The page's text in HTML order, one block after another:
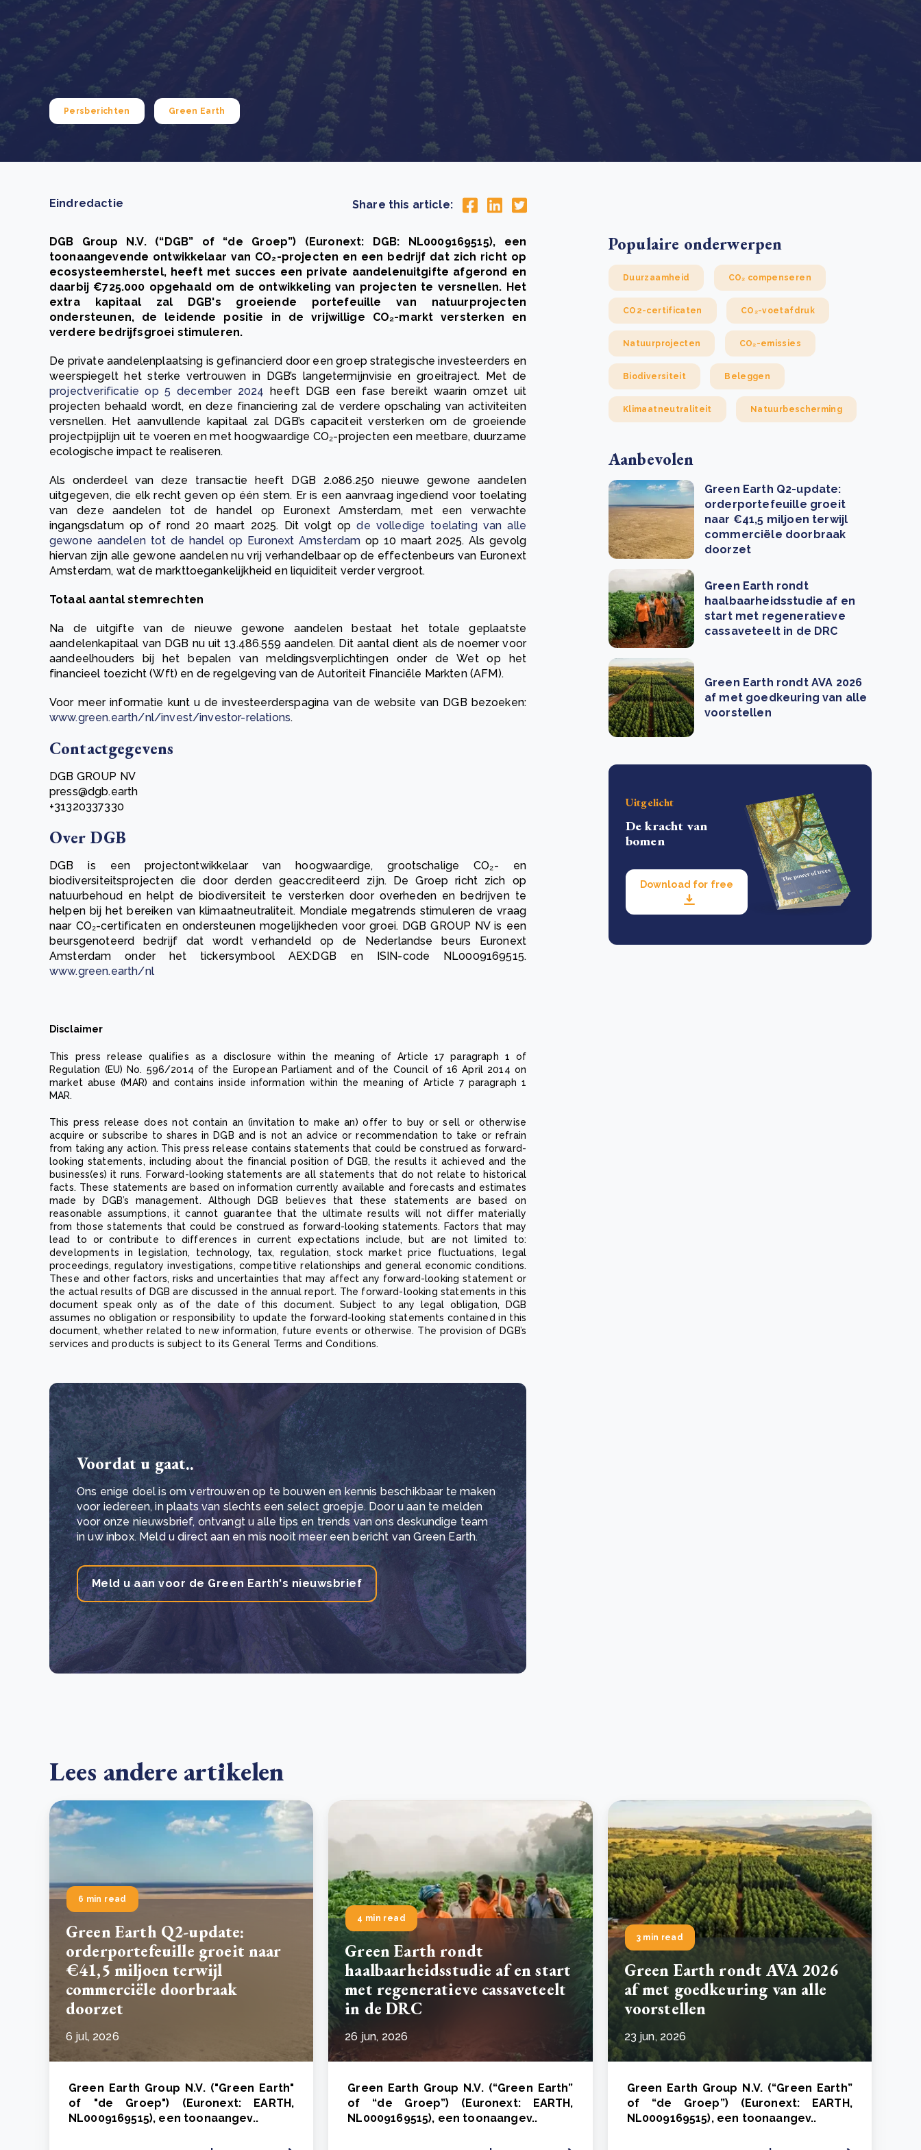
Green Wheels: transformerende stap voor
plasticinzameling in Sri Lanka
Lees meer
Drie stappen die het herstel van Kenia’s bossen
versnellen
Lees meer
De basis leggen voor het Sauki Cookstove Nigeria
Project
CSRD en uw positie als leverancier: wat verandert er
in 2026?
Lees meer
Wat is een ecologische voetafdruk en hoe verkleint u
hem?
CSRD voor het mkb: maak van dataverzoeken een
concurrentievoordeel
Persberichten Green Earth
Eindredactie Share this article:
DGB Group N.V. (“DGB” of “de Groep”) (Euronext: DGB: NL0009169515), een
toonaangevende ontwikkelaar van CO₂-projecten en een bedrijf dat zich richt op
ecosysteemherstel, heeft met succes een private aandelenuitgifte afgerond en
daarbij €725.000 opgehaald om de ontwikkeling van projecten te versnellen. Het
extra kapitaal zal DGB's groeiende portefeuille van natuurprojecten
ondersteunen, de leidende positie in de vrijwillige CO₂-markt versterken en
verdere bedrijfsgroei stimuleren.
De private aandelenplaatsing is gefinancierd door een groep strategische investeerders en
weerspiegelt het sterke vertrouwen in DGB’s langetermijnvisie en groeitraject. Met de
projectverificatie op 5 december 2024 heeft DGB een fase bereikt waarin omzet uit
projecten behaald wordt, en deze financiering zal de verdere opschaling van activiteiten
versnellen. Het aanvullende kapitaal zal DGB’s capaciteit versterken om de groeiende
projectpijplijn uit te voeren en met hoogwaardige CO₂-projecten een meetbare, duurzame
ecologische impact te realiseren.
Als onderdeel van deze transactie heeft DGB 2.086.250 nieuwe gewone aandelen
uitgegeven, die elk recht geven op één stem. Er is een aanvraag ingediend voor toelating
van deze aandelen tot de handel op Euronext Amsterdam, met een verwachte
ingangsdatum op of rond 20 maart 2025. Dit volgt opde volledige toelating van alle
gewone aandelen tot de handel op Euronext Amsterdam op 10 maart 2025. Als gevolg
hiervan zijn alle gewone aandelen nu vrij verhandelbaar op de effectenbeurs van Euronext
Amsterdam, wat de markttoegankelijkheid en liquiditeit verder vergroot.
Totaal aantal stemrechten
Na de uitgifte van de nieuwe gewone aandelen bestaat het totale geplaatste
aandelenkapitaal van DGB nu uit 13.486.559 aandelen. Dit aantal dient als de noemer voor
aandeelhouders bij het bepalen van meldingsverplichtingen onder de Wet op het
financieel toezicht (Wft) en de regelgeving van de Autoriteit Financiële Markten (AFM).
Voor meer informatie kunt u de investeerderspagina van de website van DGB bezoeken:
www.green.earth/nl/invest/investor-relations.
Contactgegevens
DGB GROUP NV
press@dgb.earth
+31320337330
Over DGB
DGB is een projectontwikkelaar van hoogwaardige, grootschalige CO₂- en
biodiversiteitsprojecten die door derden geaccrediteerd zijn. De Groep richt zich op
natuurbehoud en helpt de biodiversiteit te versterken door overheden en bedrijven te
helpen bij het bereiken van klimaatneutraliteit. Mondiale megatrends stimuleren de vraag
naar CO₂-certificaten en ondersteunen mogelijkheden voor groei. DGB GROUP NV is een
beursgenoteerd bedrijf dat wordt verhandeld op de Nederlandse beurs Euronext
Amsterdam onder het tickersymbool AEX:DGB en ISIN-code NL0009169515.
www.green.earth/nl
Disclaimer
This press release qualifies as a disclosure within the meaning of Article 17 paragraph 1 of
Regulation (EU) No. 596/2014 of the European Parliament and of the Council of 16 April 2014 on
market abuse (MAR) and contains inside information within the meaning of Article 7 paragraph 1
MAR.
This press release does not contain an (invitation to make an) offer to buy or sell or otherwise
acquire or subscribe to shares in DGB and is not an advice or recommendation to take or refrain
from taking any action. This press release contains statements that could be construed as forward-
looking statements, including about the financial position of DGB, the results it achieved and the
business(es) it runs. Forward-looking statements are all statements that do not relate to historical
facts. These statements are based on information currently available and forecasts and estimates
made by DGB’s management. Although DGB believes that these statements are based on
reasonable assumptions, it cannot guarantee that the ultimate results will not differ materially
from those statements that could be construed as forward-looking statements. Factors that may
lead to or contribute to differences in current expectations include, but are not limited to:
developments in legislation, technology, tax, regulation, stock market price fluctuations, legal
proceedings, regulatory investigations, competitive relationships and general economic conditions.
These and other factors, risks and uncertainties that may affect any forward-looking statement or
the actual results of DGB are discussed in the annual report. The forward-looking statements in this
document speak only as of the date of this document. Subject to any legal obligation, DGB
assumes no obligation or responsibility to update the forward-looking statements contained in this
document, whether related to new information, future events or otherwise. The provision of DGB’s
services and products is subject to its General Terms and Conditions.
Voordat u gaat..
Ons enige doel is om vertrouwen op te bouwen en kennis beschikbaar te maken
voor iedereen, in plaats van slechts een select groepje. Door u aan te melden
voor onze nieuwsbrief, ontvangt u alle tips en trends van ons deskundige team
in uw inbox. Meld u direct aan en mis nooit meer een bericht van Green Earth.
Meld u aan voor de Green Earth's nieuwsbrief
Populaire onderwerpen
Duurzaamheid CO₂ compenseren
CO2-certificaten CO₂-voetafdruk
Natuurprojecten CO₂-emissies
Biodiversiteit Beleggen
Klimaatneutraliteit Natuurbescherming
Aanbevolen
Green Earth Q2-update:
orderportefeuille groeit
naar €41,5 miljoen terwijl
commerciële doorbraak
doorzet
Green Earth rondt
haalbaarheidsstudie af en
start met regeneratieve
cassaveteelt in de DRC
Green Earth rondt AVA 2026
af met goedkeuring van alle
voorstellen
Uitgelicht
De kracht van
bomen
Download for free
Lees andere artikelen
6 min read
Green Earth Q2-update:
orderportefeuille groeit naar
€41,5 miljoen terwijl
commerciële doorbraak
doorzet
6 jul, 2026
Green Earth Group N.V. ("Green Earth"
of "de Groep") (Euronext: EARTH,
NL0009169515), een toonaangev..
4 min read
Green Earth rondt
haalbaarheidsstudie af en start
met regeneratieve cassaveteelt
in de DRC
26 jun, 2026
Green Earth Group N.V. (“Green Earth”
of “de Groep”) (Euronext: EARTH,
NL0009169515), een toonaangev..
3 min read
Green Earth rondt AVA 2026
af met goedkeuring van alle
voorstellen
23 jun, 2026
Green Earth Group N.V. (“Green Earth”
of “de Groep”) (Euronext: EARTH,
NL0009169515), een toonaangev..